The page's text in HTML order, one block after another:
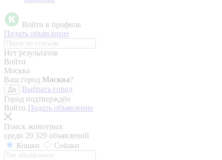
Войти в профиль
Подать объявление
Нет результатов
Войти
Москва
Ваш город Москва?
Да
Выбрать город
Город подтверждён
Войти Подать объявление
Поиск животных
среди 20 329 объявлений
Кошки
Собаки